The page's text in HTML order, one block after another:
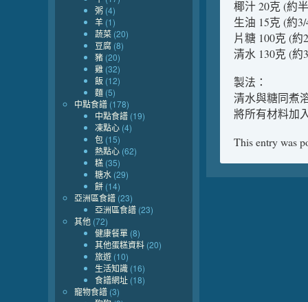
椰汁 20克 (約
生油 15克 (約
片糖 100克 (約
清水 130克 (約
製法：
清水與糖同煮
將所有材料加
This entry was
粥 (4)
羊 (1)
蔬菜 (20)
豆腐 (8)
豬 (20)
雞 (32)
飯 (12)
麵 (5)
中點食譜 (178)
中點食譜 (19)
凍點心 (4)
包 (15)
熱點心 (62)
糕 (35)
糖水 (29)
餅 (14)
亞洲區食譜 (23)
亞洲區食譜 (23)
其他 (72)
健康餐單 (8)
其他蛋糕資料 (20)
旅遊 (10)
生活知識 (16)
食譜網址 (18)
寵物食譜 (3)